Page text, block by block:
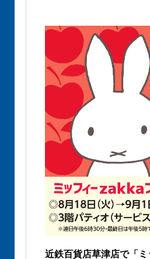
近鉄百貨店草津店で「